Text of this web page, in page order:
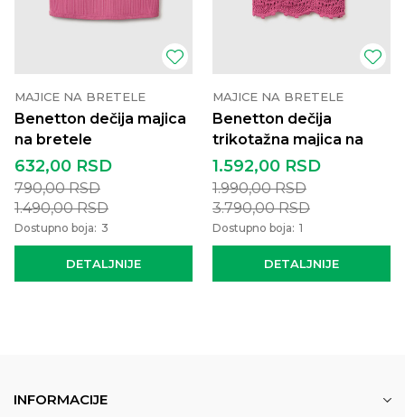
MAJICE NA BRETELE
Benetton dečija majica
na bretele
DETALJNIJE
632,00 RSD
790,00RSD
1.490,00RSD
Dostupno boja: 3
MAJICE NA BRETELE
Benetton dečija
trikotažna majica na
bretele
DETALJNIJE
1.592,00 RSD
1.990,00RSD
3.790,00RSD
Dostupno boja: 1
INFORMACIJE